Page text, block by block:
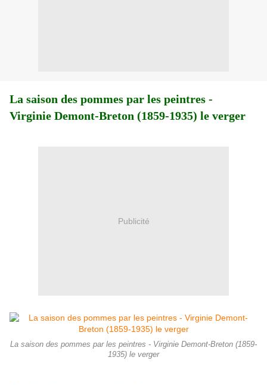
La saison des pommes par les peintres -
Virginie Demont-Breton (1859-1935) le verger
Publicité
La saison des pommes par les peintres - Virginie Demont-Breton (1859-
1935) le verger